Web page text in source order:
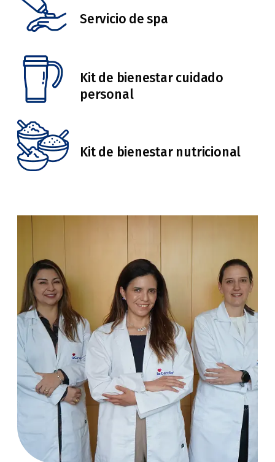
Servicio de spa
Kit de bienestar cuidado
personal
Kit de bienestar nutricional